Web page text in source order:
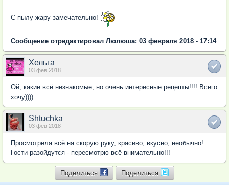
С пылу-жару замечательно!
Сообщение отредактировал Люлюша: 03 февраля 2018 - 17:14
Хельга
03 фев 2018
Ой, какие всё незнакомые, но очень интересные рецепты!!!! Всего
хочу))))
Shtuchka
03 фев 2018
Просмотрела всё на скорую руку, красиво, вкусно, необычно!
Гости разойдутся - пересмотрю всё внимательно!!!
Поделиться Поделиться